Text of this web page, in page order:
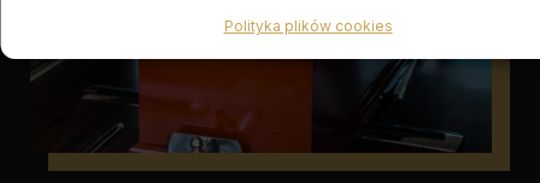
Polityka plików cookies